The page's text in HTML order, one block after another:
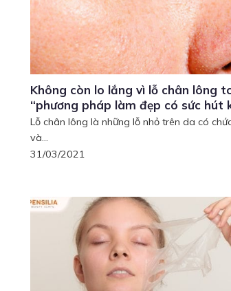
Không còn lo lắng vì lỗ chân lông
“phương pháp làm đẹp có sức hút
Lỗ chân lông là những lỗ nhỏ trên da có
và...
31/03/2021